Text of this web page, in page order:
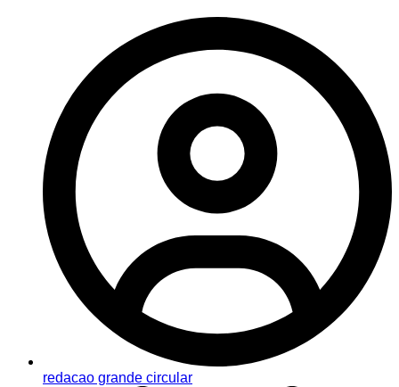
redacao grande circular